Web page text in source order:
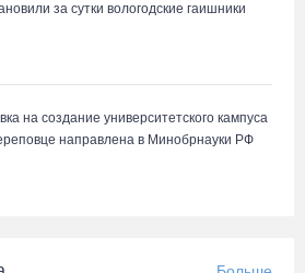
за сутки вологодские гаишники
на создание университетского кампуса
направлена в Минобрнауки РФ